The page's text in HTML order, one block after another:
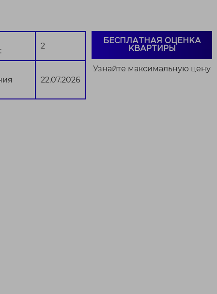
2
22.07.2026
БЕСПЛАТНАЯ ОЦЕНКА
КВАРТИРЫ
Узнайте максимальную цену